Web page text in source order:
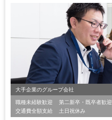
大手企業のグループ会社
職種未経験歓迎 第二新卒・既卒者歓迎
交通費全額支給
土日祝休み